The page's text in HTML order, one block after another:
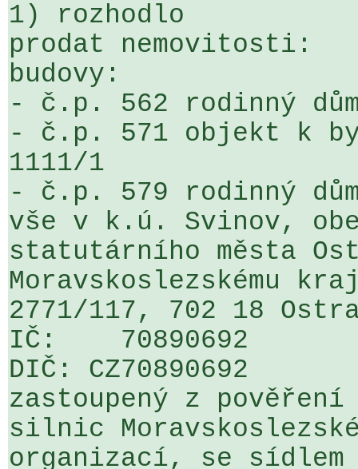
1) rozhodlo
prodat nemovitosti:
budovy:
- č.p. 562 rodinný
- č.p. 571 objekt k
1111/1
- č.p. 579 rodinný
vše v k.ú. Svinov,
statutárního města
Moravskoslezskému
2771/117, 702 18
IČ:    70890692
DIČ: CZ70890692
zastoupený z
silnic
organizací, se sídlem